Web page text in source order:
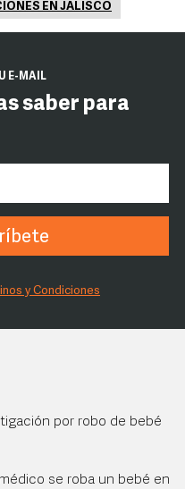
EN JALISCO
E-MAIL
saber para
y Condiciones
por robo de bebé
se roba un bebé en